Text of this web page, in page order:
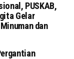
PUSKAB,
Gelar
dan